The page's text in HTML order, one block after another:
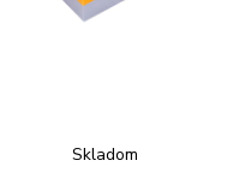
Skladom